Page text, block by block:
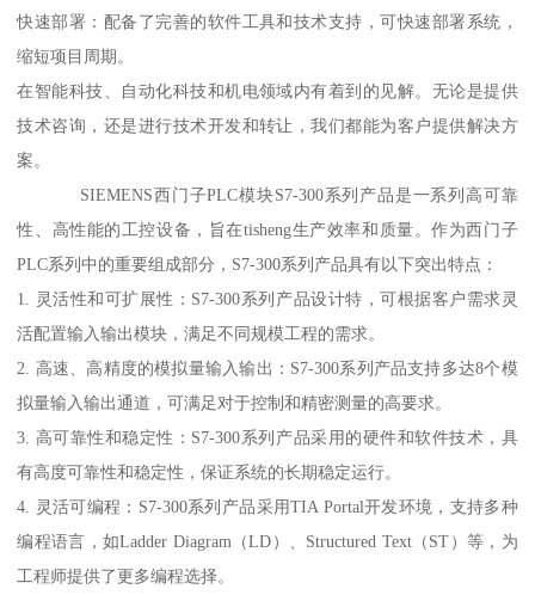
快速部署：配备了完善的软件工具和技术支持，可快速部署系统，
缩短项目周期。
在智能科技、自动化科技和机电领域内有着到的见解。无论是提供
技术咨询，还是进行技术开发和转让，我们都能为客户提供解决方
案。
SIEMENS西门子PLC模块S7-300系列产品是一系列高可靠
性、高性能的工控设备，旨在tisheng生产效率和质量。作为西门子
PLC系列中的重要组成部分，S7-300系列产品具有以下突出特点：
1. 灵活性和可扩展性：S7-300系列产品设计特，可根据客户需求灵
活配置输入输出模块，满足不同规模工程的需求。
2. 高速、高精度的模拟量输入输出：S7-300系列产品支持多达8个模
拟量输入输出通道，可满足对于控制和精密测量的高要求。
3. 高可靠性和稳定性：S7-300系列产品采用的硬件和软件技术，具
有高度可靠性和稳定性，保证系统的长期稳定运行。
4. 灵活可编程：S7-300系列产品采用TIA Portal开发环境，支持多种
编程语言，如Ladder Diagram（LD）、Structured Text（ST）等，为
工程师提供了更多编程选择。